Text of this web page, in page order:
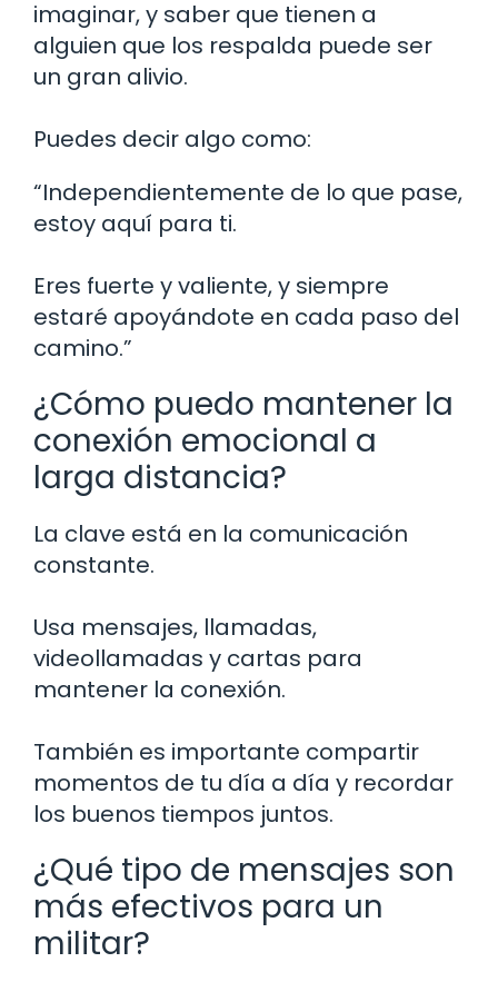
imaginar, y saber que tienen a
alguien que los respalda puede ser
un gran alivio.
Puedes decir algo como:
“Independientemente de lo que pase,
estoy aquí para ti.
Eres fuerte y valiente, y siempre
estaré apoyándote en cada paso del
camino.”
¿Cómo puedo mantener la
conexión emocional a
larga distancia?
La clave está en la comunicación
constante.
Usa mensajes, llamadas,
videollamadas y cartas para
mantener la conexión.
También es importante compartir
momentos de tu día a día y recordar
los buenos tiempos juntos.
¿Qué tipo de mensajes son
más efectivos para un
militar?